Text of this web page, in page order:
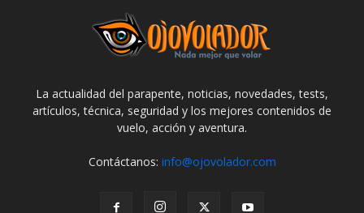
La actualidad del parapente, noticias, novedades, tests,
artículos, técnica, seguridad y los mejores contenidos de
vuelo, acción y aventura.
Contáctanos: info@ojovolador.com